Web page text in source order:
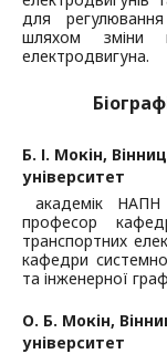
для
шляхом зміни
електродвигуна.
Б. І. Мокін,
університет
академік
професор
транспортних
кафедри
та інженерної
О. Б. Мокін,
університет